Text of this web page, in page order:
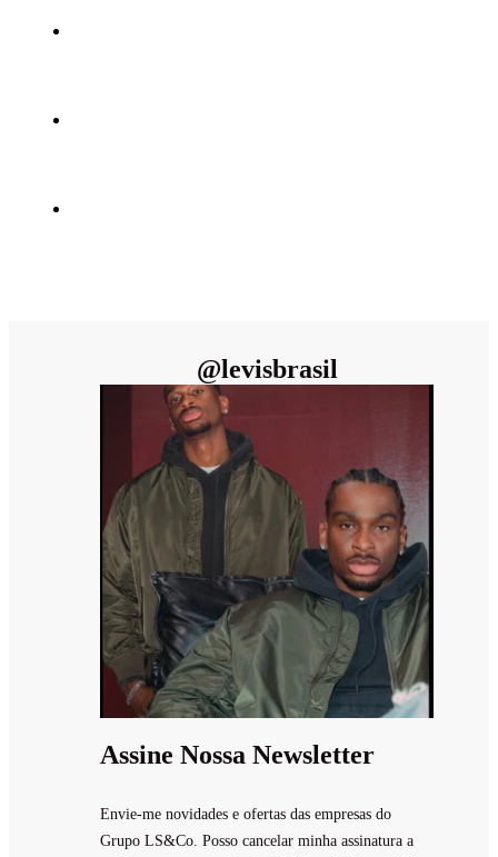
@levisbrasil
Assine Nossa Newsletter
Envie-me novidades e ofertas das empresas do
Grupo LS&Co. Posso cancelar minha assinatura a